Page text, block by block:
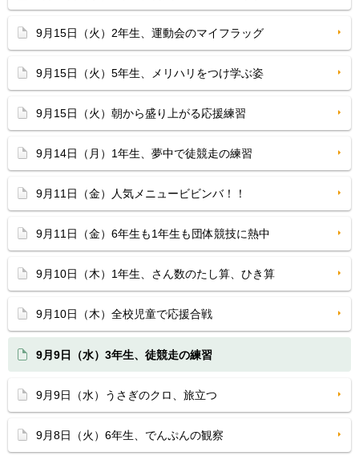
9月15日（火）2年生、運動会のマイフラッグ
9月15日（火）5年生、メリハリをつけ学ぶ姿
9月15日（火）朝から盛り上がる応援練習
9月14日（月）1年生、夢中で徒競走の練習
9月11日（金）人気メニュービビンバ！！
9月11日（金）6年生も1年生も団体競技に熱中
9月10日（木）1年生、さん数のたし算、ひき算
9月10日（木）全校児童で応援合戦
9月9日（水）3年生、徒競走の練習
9月9日（水）うさぎのクロ、旅立つ
9月8日（火）6年生、でんぷんの観察